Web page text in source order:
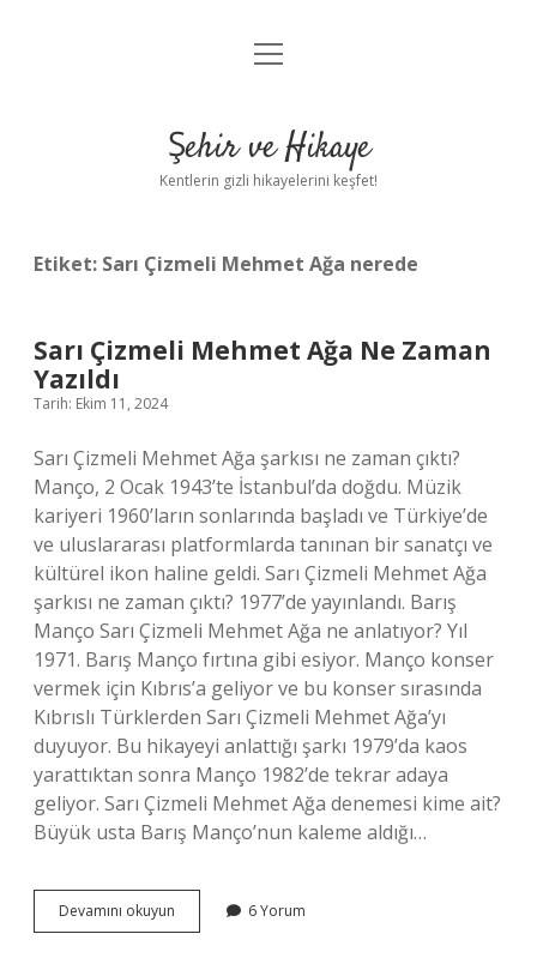
Anasayfa
Yasal Uyarı
menüyü
Şehir ve Hikaye
Kentlerin gizli hikayelerini keşfet!
Etiket: Sarı Çizmeli Mehmet Ağa nerede
Sarı Çizmeli Mehmet Ağa Ne Zaman
Yazıldı
Tarih: Ekim 11, 2024
Sarı Çizmeli Mehmet Ağa şarkısı ne zaman çıktı?
Manço, 2 Ocak 1943’te İstanbul’da doğdu. Müzik
kariyeri 1960’ların sonlarında başladı ve Türkiye’de
ve uluslararası platformlarda tanınan bir sanatçı ve
kültürel ikon haline geldi. Sarı Çizmeli Mehmet Ağa
şarkısı ne zaman çıktı? 1977’de yayınlandı. Barış
Manço Sarı Çizmeli Mehmet Ağa ne anlatıyor? Yıl
1971. Barış Manço fırtına gibi esiyor. Manço konser
vermek için Kıbrıs’a geliyor ve bu konser sırasında
Kıbrıslı Türklerden Sarı Çizmeli Mehmet Ağa’yı
duyuyor. Bu hikayeyi anlattığı şarkı 1979’da kaos
yarattıktan sonra Manço 1982’de tekrar adaya
geliyor. Sarı Çizmeli Mehmet Ağa denemesi kime ait?
Büyük usta Barış Manço’nun kaleme aldığı…
Devamını okuyun
Çizmeli
6 Yorum